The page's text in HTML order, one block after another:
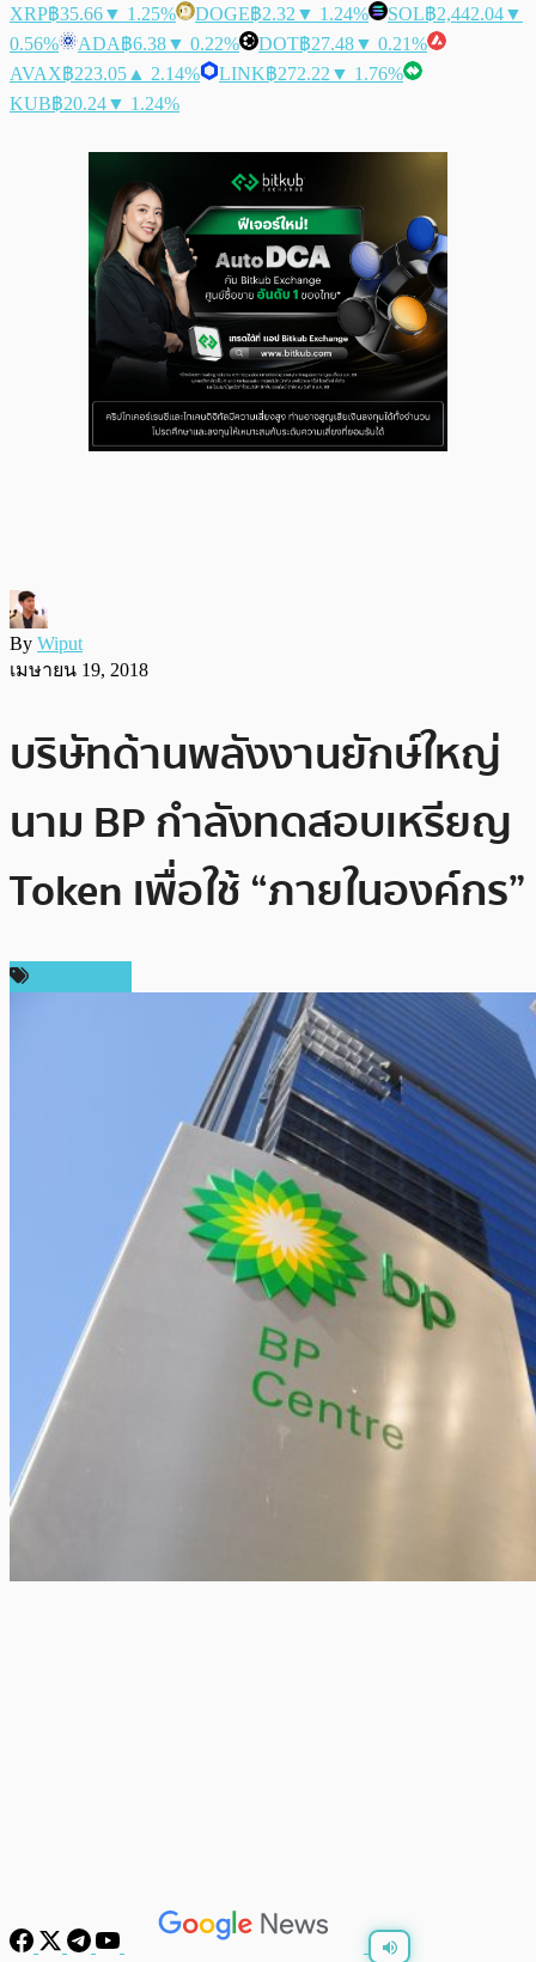
XRP฿35.66▼ 1.25% DOGE฿2.32 ▼ 1.24% SOL฿2,442.04▼
0.56%
ADA฿6.38▼ 0.22% DOT฿27.48▼ 0.21%
AVAX฿223.05 ▲ 2.14% LINK฿272.22 ▼ 1.76%
KUB฿20.24▼ 1.24%
By Wiput
เมษายน 19, 2018
บริษัทด้านพลังงานยักษ์ใหญ่
นาม BP กำลังทดสอบเหรียญ
Token เพื่อใช้ “ภายในองค์กร”